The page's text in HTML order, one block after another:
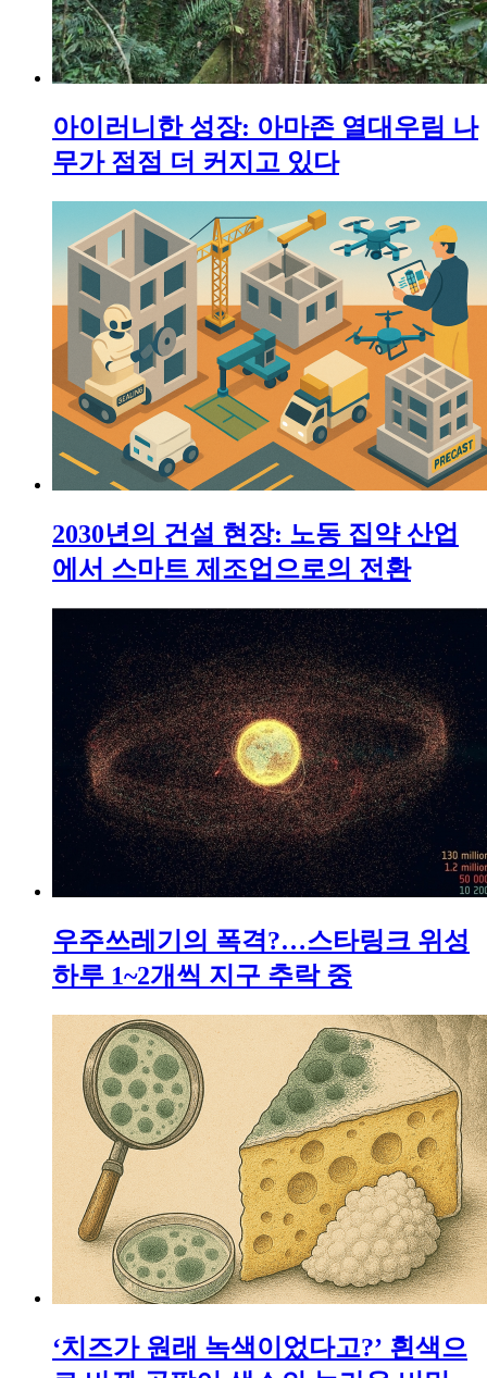
아이러니한 성장: 아마존 열대우림 나
무가 점점 더 커지고 있다
2030년의 건설 현장: 노동 집약 산업
에서 스마트 제조업으로의 전환
우주쓰레기의 폭격?…스타링크 위성
하루 1~2개씩 지구 추락 중
‘치즈가 원래 녹색이었다고?’ 흰색으